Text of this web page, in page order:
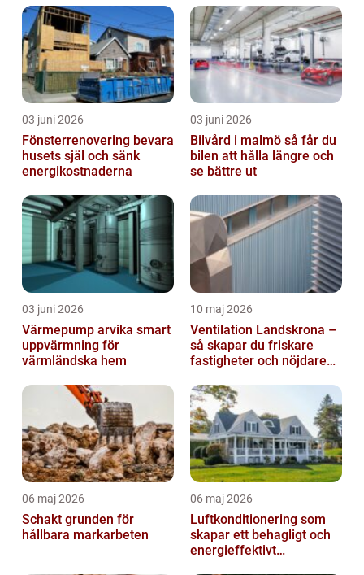
03 juni 2026
Fönsterrenovering bevara
husets själ och sänk
energikostnaderna
03 juni 2026
Bilvård i malmö så får du
bilen att hålla längre och
se bättre ut
03 juni 2026
Värmepump arvika smart
uppvärmning för
värmländska hem
10 maj 2026
Ventilation Landskrona –
så skapar du friskare
fastigheter och nöjdare
06 maj 2026
Schakt grunden för
hållbara markarbeten
06 maj 2026
Luftkonditionering som
skapar ett behagligt och
energieffektivt